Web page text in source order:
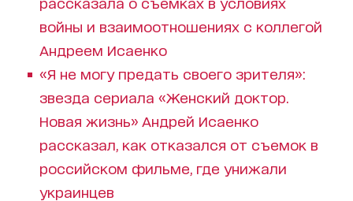
войны и взаимоотношениях с коллегой
Андреем Исаенко
«Я не могу предать своего зрителя»:
звезда сериала «Женский доктор.
Новая жизнь» Андрей Исаенко
рассказал, как отказался от съемок в
российском фильме, где унижали
украинцев